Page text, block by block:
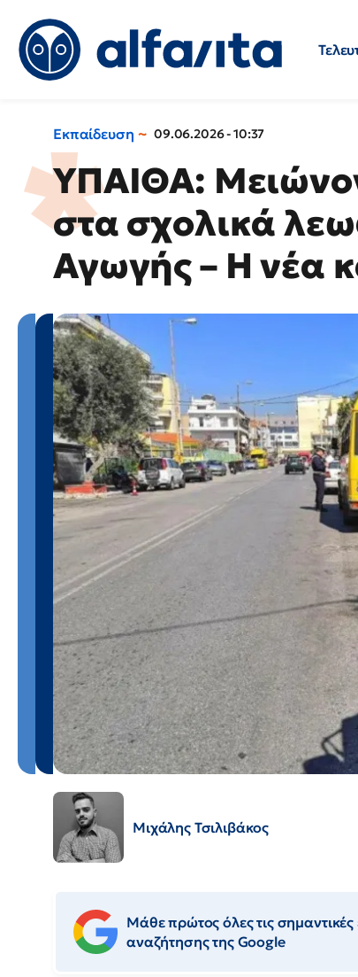
Εκπαίδευση 09.06.2026 - 10:37
ΥΠΑΙΘΑ:
στα σχολικά
Αγωγής – Η νέα
Μιχάλης Τσιλιβάκος
Μάθε πρώτος όλες τις
αναζήτησης της Google